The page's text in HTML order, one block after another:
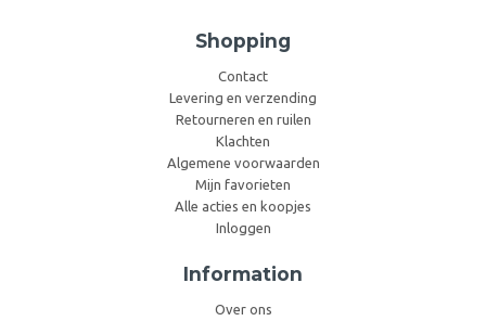
Shopping
Contact
Levering en verzending
Retourneren en ruilen
Klachten
Algemene voorwaarden
Mijn favorieten
Alle acties en koopjes
Inloggen
Information
Over ons